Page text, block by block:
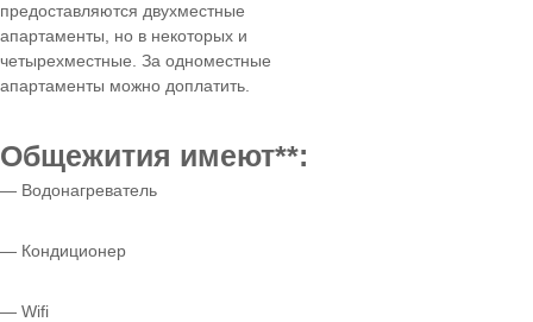
предоставляются двухместные
апартаменты, но в некоторых и
четырехместные. За одноместные
апартаменты можно доплатить.
Общежития имеют**:
— Водонагреватель
— Кондиционер
— Wifi